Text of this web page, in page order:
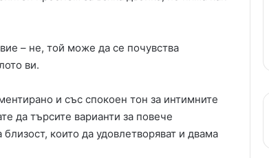
– не, той може да се почувства
ви.
и със спокоен тон за интимните
да търсите варианти за повече
които да удовлетворяват и двама